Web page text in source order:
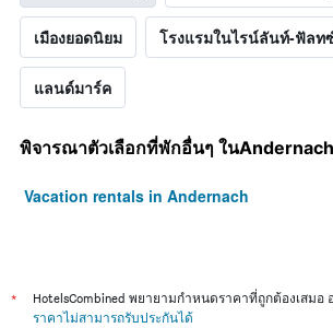
เมืองยอดนิยม โรงแรมในไรน์ลันท์-ฟัลท
แลนด์มาร์ค
พิจารณาตัวเลือกที่พักอื่นๆ ในAndernach
Vacation rentals in Andernach
*
HotelsCombined พยายามกำหนดราคาที่ถูกต้องเสมอ
ราคาไม่สามารถรับประกันได้